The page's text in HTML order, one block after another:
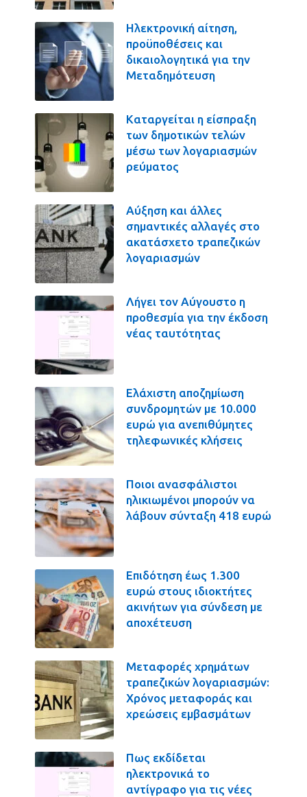
Ηλεκτρονική αίτηση,
προϋποθέσεις και
δικαιολογητικά για την
Μεταδημότευση
Καταργείται η είσπραξη
των δημοτικών τελών
μέσω των λογαριασμών
ρεύματος
Αύξηση και άλλες
σημαντικές αλλαγές στο
ακατάσχετο τραπεζικών
λογαριασμών
Λήγει τον Αύγουστο η
προθεσμία για την έκδοση
νέας ταυτότητας
Ελάχιστη αποζημίωση
συνδρομητών με 10.000
ευρώ για ανεπιθύμητες
τηλεφωνικές κλήσεις
Ποιοι ανασφάλιστοι
ηλικιωμένοι μπορούν να
λάβουν σύνταξη 418 ευρώ
Επιδότηση έως 1.300
ευρώ στους ιδιοκτήτες
ακινήτων για σύνδεση με
αποχέτευση
Μεταφορές χρημάτων
τραπεζικών λογαριασμών:
Χρόνος μεταφοράς και
χρεώσεις εμβασμάτων
Πως εκδίδεται
ηλεκτρονικά το
αντίγραφο για τις νέες